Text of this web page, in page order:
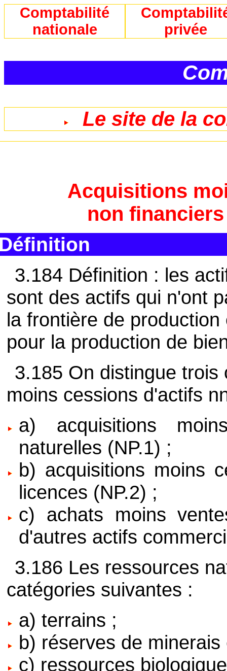
Comptabilité
nationale
privée
Le site de la
Acquisitions
non
3.184 Définition : les
sont des actifs qui n'ont
la frontière de
pour la production de
3.185 On distingue
moins cessions d'actifs
a) acquisitions
naturelles (NP.1) ;
b) acquisitions moins
licences (NP.2) ;
c) achats moins
d'autres actifs
3.186 Les ressources
catégories suivantes :
a) terrains ;
b) réserves de
c) ressources